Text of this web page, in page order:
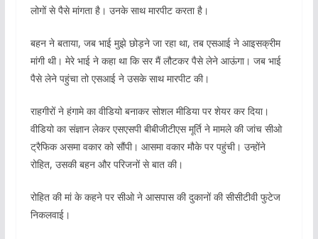
लोगों से पैसे मांगता है। उनके साथ मारपीट करता है।
बहन ने बताया, जब भाई मुझे छोड़ने जा रहा था, तब एसआई ने आइसक्रीम
मांगी थी। मेरे भाई ने कहा था कि सर मैं लौटकर पैसे लेने आऊंगा। जब भाई
पैसे लेने पहुंचा तो एसआई ने उसके साथ मारपीट की।
राहगीरों ने हंगामे का वीडियो बनाकर सोशल मीडिया पर शेयर कर दिया।
वीडियो का संज्ञान लेकर एसएसपी बीबीजीटीएस मूर्ति ने मामले की जांच सीओ
ट्रैफिक असमा वकार को सौंपी। आसमा वकार मौके पर पहुंची। उन्होंने
रोहित, उसकी बहन और परिजनों से बात की।
रोहित की मां के कहने पर सीओ ने आसपास की दुकानों की सीसीटीवी फुटेज
निकलवाई।